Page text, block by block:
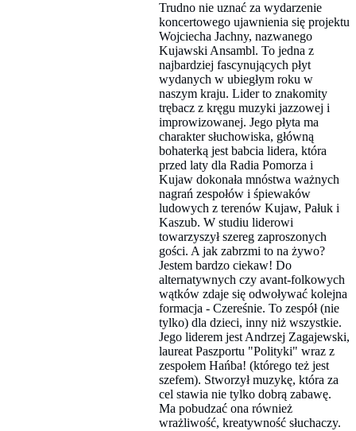
Trudno nie uznać za wydarzenie
koncertowego ujawnienia się projektu
Wojciecha Jachny, nazwanego
Kujawski Ansambl. To jedna z
najbardziej fascynujących płyt
wydanych w ubiegłym roku w
naszym kraju. Lider to znakomity
trębacz z kręgu muzyki jazzowej i
improwizowanej. Jego płyta ma
charakter słuchowiska, główną
bohaterką jest babcia lidera, która
przed laty dla Radia Pomorza i
Kujaw dokonała mnóstwa ważnych
nagrań zespołów i śpiewaków
ludowych z terenów Kujaw, Pałuk i
Kaszub. W studiu liderowi
towarzyszył szereg zaproszonych
gości. A jak zabrzmi to na żywo?
Jestem bardzo ciekaw! Do
alternatywnych czy avant-folkowych
wątków zdaje się odwoływać kolejna
formacja - Czereśnie. To zespół (nie
tylko) dla dzieci, inny niż wszystkie.
Jego liderem jest Andrzej Zagajewski,
laureat Paszportu "Polityki" wraz z
zespołem Hańba! (którego też jest
szefem). Stworzył muzykę, która za
cel stawia nie tylko dobrą zabawę.
Ma pobudzać ona również
wrażliwość, kreatywność słuchaczy.